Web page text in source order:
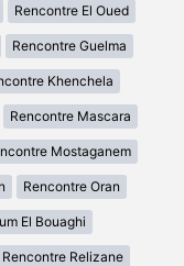
Rencontre El Oued
Rencontre Guelma
Khenchela
Rencontre Mascara
Mostaganem
Rencontre Oran
El Bouaghi
Rencontre Relizane